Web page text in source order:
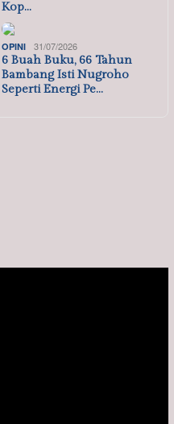
Kop…
OPINI 31/07/2026
6 Buah Buku, 66 Tahun
Bambang Isti Nugroho
Seperti Energi Pe…